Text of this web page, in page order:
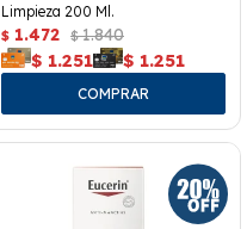
Limpieza 200 Ml.
$ 1.472 $ 1.840
$ 1.251 $ 1.251